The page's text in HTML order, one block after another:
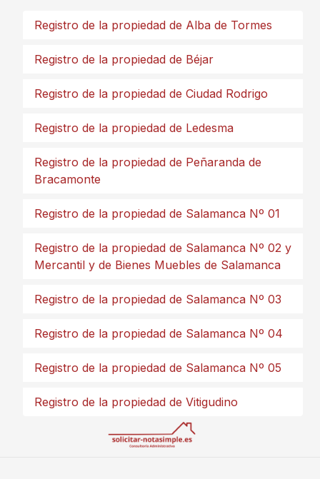
Registro de la propiedad de Alba de Tormes
Registro de la propiedad de Béjar
Registro de la propiedad de Ciudad Rodrigo
Registro de la propiedad de Ledesma
Registro de la propiedad de Peñaranda de
Bracamonte
Registro de la propiedad de Salamanca Nº 01
Registro de la propiedad de Salamanca Nº 02 y
Mercantil y de Bienes Muebles de Salamanca
Registro de la propiedad de Salamanca Nº 03
Registro de la propiedad de Salamanca Nº 04
Registro de la propiedad de Salamanca Nº 05
Registro de la propiedad de Vitigudino